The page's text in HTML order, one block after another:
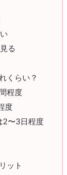
る
くらい？
程度
度
2〜3日程度
ット